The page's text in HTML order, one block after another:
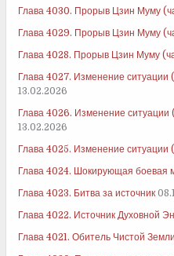
Глава 4030. Прорыв Цзин Муму
Глава 4029. Прорыв Цзин Муму
Глава 4028. Прорыв Цзин Муму
Глава 4027. Изменение ситуации
13.02.2026
Глава 4026. Изменение ситуации
13.02.2026
Глава 4025. Изменение ситуации
Глава 4024. Шокирующая боевая
Глава 4023. Битва за источник
Глава 4022. Источник Духовной
Глава 4021. Обитель Чистой Земли